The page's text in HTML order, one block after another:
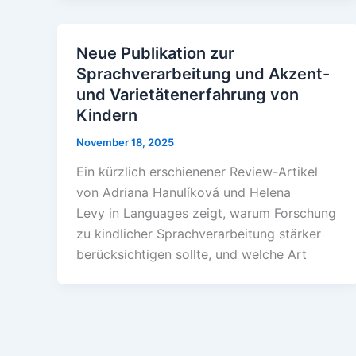
Neue Publikation zur
Sprachverarbeitung und Akzent-
und Varietätenerfahrung von
Kindern
November 18, 2025
Ein kürzlich erschienener Review-Artikel
von Adriana Hanulíková und Helena
Levy in Languages zeigt, warum Forschung
zu kindlicher Sprachverarbeitung stärker
berücksichtigen sollte, und welche Art